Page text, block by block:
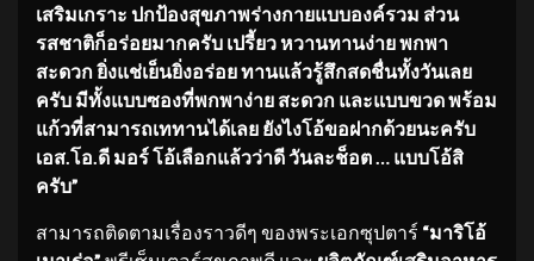
เสริมเกราะ ปกป้องสุขภาพร่างกายแบบองค์รวม ส่วน
รสชาติก็อร่อยมากครับ เปรี้ยว หวานทานง่าย พกพา
สะดวก ยิ่งแช่เย็นยิ่งอร่อย ทานแล้วรู้สึกสดชื่นทั้งวันเลย
ครับ มีทั้งแบบซองที่พกพาง่าย สะดวก และแบบขวด พร้อม
แก้วที่สามารถเททานได้เลย ยังไงโอ้ขอฝากด้วยนะครับ
เอส.โอ.ดี มอร์ โอ้เลือกแล้วว่าดี วันละช็อต … แบบโอ้สิ
ครับ”
สามารถติดตามเรื่องราวดีๆ ของพระเอกซุปตาร์ “มาริโอ้